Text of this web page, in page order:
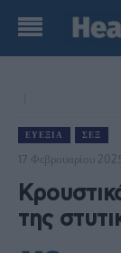
ΕΥΕΞΊΑ ΣΕΞ
17 Φεβρουαρίου
της